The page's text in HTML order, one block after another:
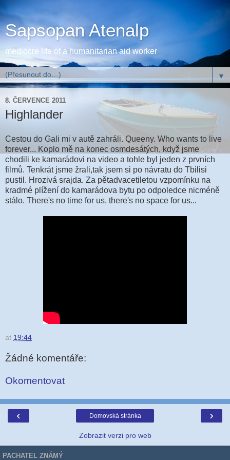
Sapsopan Atenalp
mediocre life of a humanitarian aid worker
▼
8. ČERVENCE 2011
Highlander
Cestou do Gali mi v autě zahráli. Queeny. Who wants to live
forever... Koplo mě na konec osmdesátých, když jsme
chodili ke kamarádovi na video a tohle byl jeden z prvních
filmů. Tenkrát jsme žrali,tak jsem si po návratu do Tbilisi
pustil. Hrozivá srajda. Za pětadvacetiletou vzpomínku na
kradmé plížení do kamarádova bytu po odpoledce nicméně
stálo. There's no time for us, there's no space for us...
at 19:44
Žádné komentáře:
Okomentovat
‹ ›
Domovská stránka
Zobrazit verzi pro web
PACHATEL ZNÁMÝ